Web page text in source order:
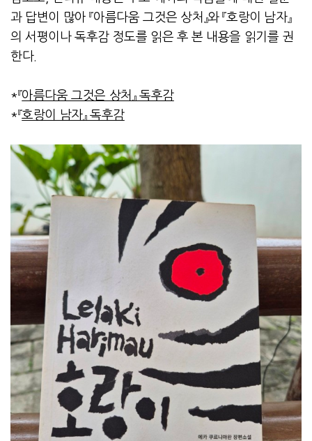
과 답변이 많아 『아름다움 그것은 상처』와 『호랑이 남자』
의 서평이나 독후감 정도를 읽은 후 본 내용을 읽기를 권
한다.
*『아름다움 그것은 상처』 독후감
*『호랑이 남자』 독후감